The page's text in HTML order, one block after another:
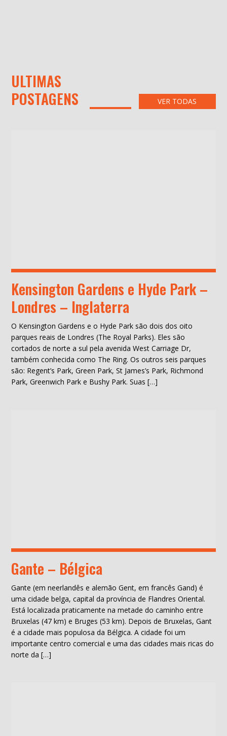
ULTIMAS
POSTAGENS
VER TODAS
Kensington Gardens e Hyde Park –
Londres – Inglaterra
O Kensington Gardens e o Hyde Park são dois dos oito
parques reais de Londres (The Royal Parks). Eles são
cortados de norte a sul pela avenida West Carriage Dr,
também conhecida como The Ring. Os outros seis parques
são: Regent’s Park, Green Park, St James’s Park, Richmond
Park, Greenwich Park e Bushy Park. Suas […]
Gante – Bélgica
Gante (em neerlandês e alemão Gent, em francês Gand) é
uma cidade belga, capital da província de Flandres Oriental.
Está localizada praticamente na metade do caminho entre
Bruxelas (47 km) e Bruges (53 km). Depois de Bruxelas, Gant
é a cidade mais populosa da Bélgica. A cidade foi um
importante centro comercial e uma das cidades mais ricas do
norte da […]